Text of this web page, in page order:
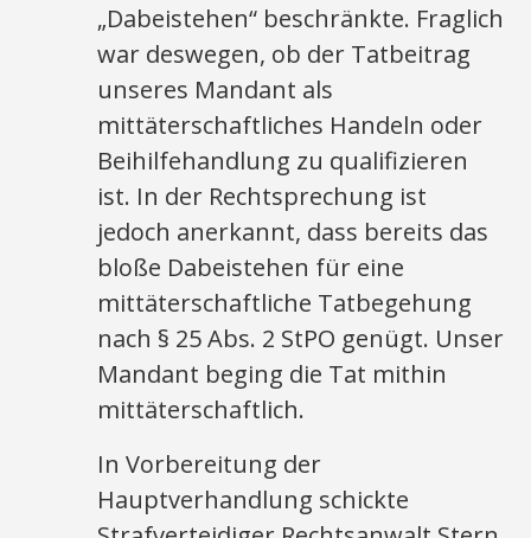
„Dabeistehen“ beschränkte. Fraglich
war deswegen, ob der Tatbeitrag
unseres Mandant als
mittäterschaftliches Handeln oder
Beihilfehandlung zu qualifizieren
ist. In der Rechtsprechung ist
jedoch anerkannt, dass bereits das
bloße Dabeistehen für eine
mittäterschaftliche Tatbegehung
nach § 25 Abs. 2 StPO genügt. Unser
Mandant beging die Tat mithin
mittäterschaftlich.
In Vorbereitung der
Hauptverhandlung schickte